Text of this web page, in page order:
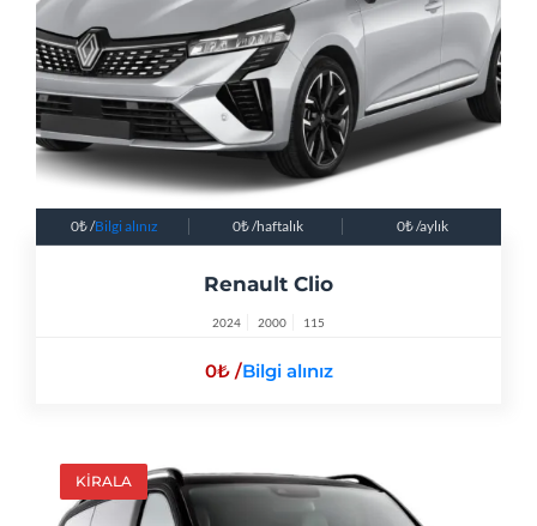
0 /Bilgi alınız 0 /haftalık 0 /aylık
Renault Clio
2024 2000 115
0 /Bilgi alınız
KİRALA